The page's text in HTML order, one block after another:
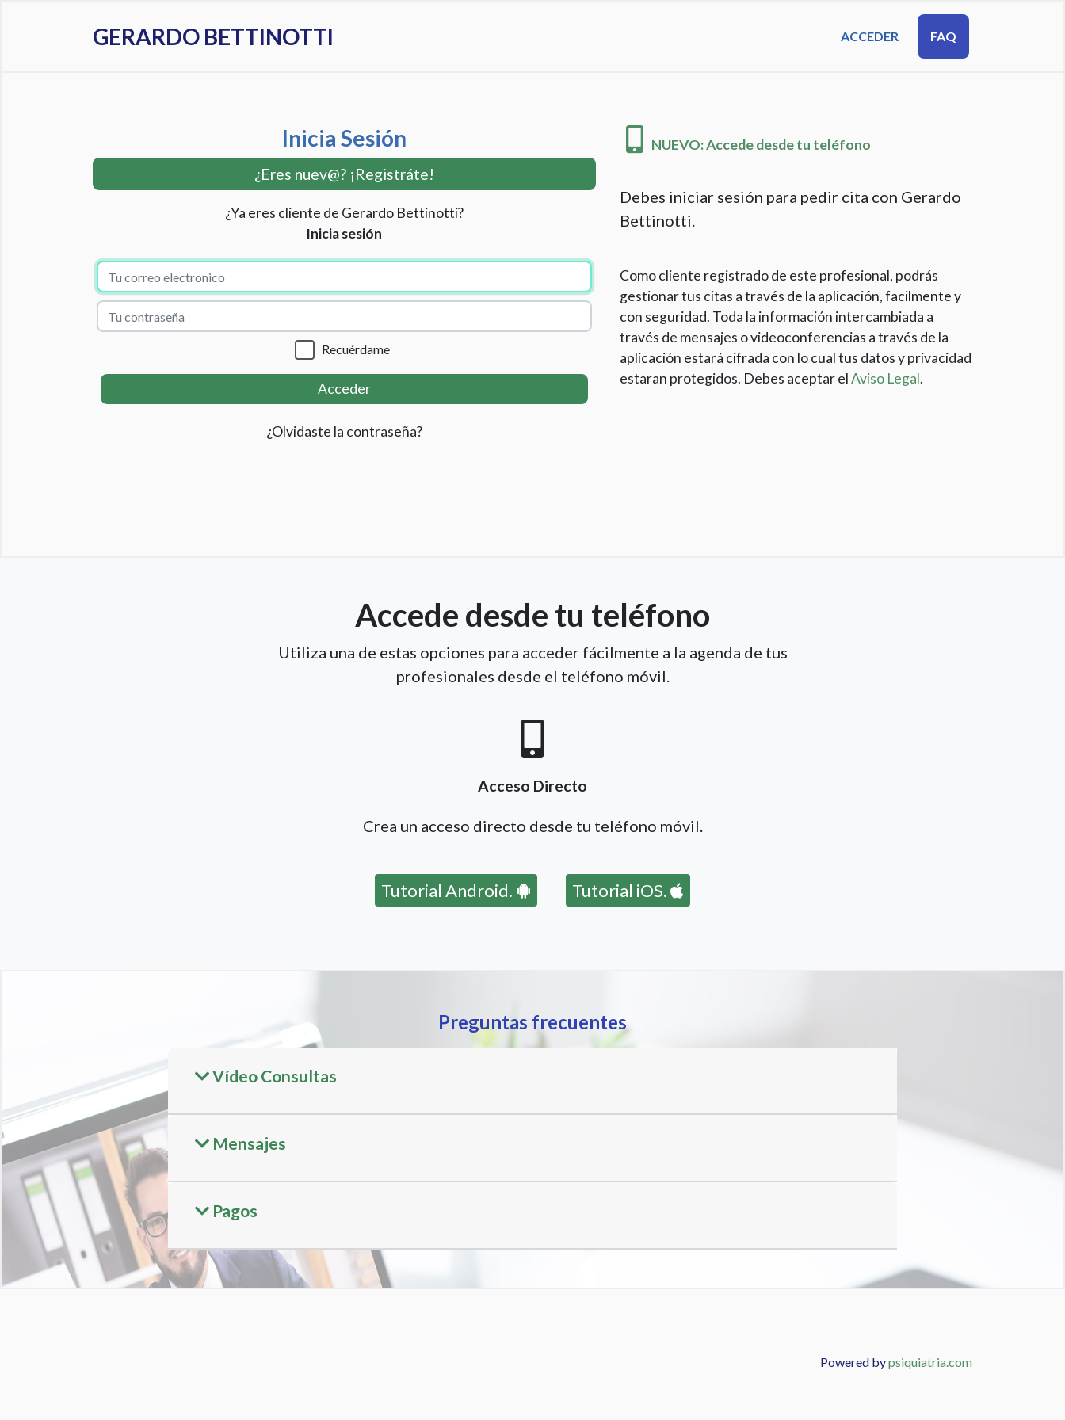
GERARDO BETTINOTTI ACCEDER FAQ
Inicia Sesión
¿Eres nuev@? ¡Registráte!
¿Ya eres cliente de Gerardo Bettinotti?
Inicia sesión
Recuérdame
Acceder
¿Olvidaste la contraseña?
NUEVO: Accede desde tu teléfono
Debes iniciar sesión para pedir cita con Gerardo
Bettinotti.
Como cliente registrado de este profesional, podrás
gestionar tus citas a través de la aplicación, facilmente y
con seguridad. Toda la información intercambiada a
través de mensajes o videoconferencias a través de la
aplicación estará cifrada con lo cual tus datos y privacidad
estaran protegidos. Debes aceptar elAviso Legal.
Accede desde tu teléfono
Utiliza una de estas opciones para acceder fácilmente a la agenda de tus
profesionales desde el teléfono móvil.
Acceso Directo
Crea un acceso directo desde tu teléfono móvil.
Tutorial Android. Tutorial iOS.
Preguntas frecuentes
Vídeo Consultas
Mensajes
Pagos
Powered bypsiquiatria.com